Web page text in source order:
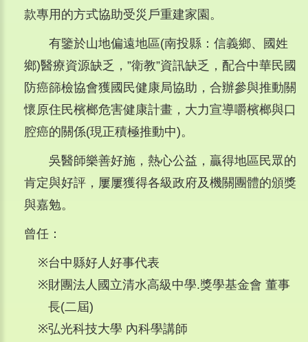
款專用的方式協助受災戶重建家園。
有鑒於山地偏遠地區(南投縣：信義鄉、國姓
鄉)醫療資源缺乏，”衛教”資訊缺乏，配合中華民國
防癌篩檢協會獲國民健康局協助，合辦參與推動關
懷原住民檳榔危害健康計畫，大力宣導嚼檳榔與口
腔癌的關係(現正積極推動中)。
吳醫師樂善好施，熱心公益，贏得地區民眾的
肯定與好評，屢屢獲得各級政府及機關團體的頒獎
與嘉勉。
曾任：
※台中縣好人好事代表
※財團法人國立清水高級中學.獎學基金會 董事
長(二屆)
※弘光科技大學 內科學講師